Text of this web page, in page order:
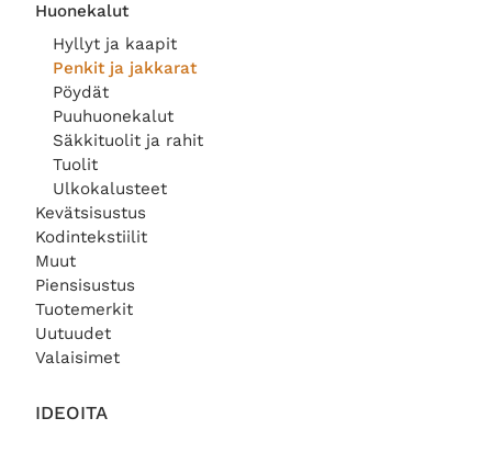
Huonekalut
Hyllyt ja kaapit
Penkit ja jakkarat
Pöydät
Puuhuonekalut
Säkkituolit ja rahit
Tuolit
Ulkokalusteet
Kevätsisustus
Kodintekstiilit
Muut
Piensisustus
Tuotemerkit
Uutuudet
Valaisimet
IDEOITA